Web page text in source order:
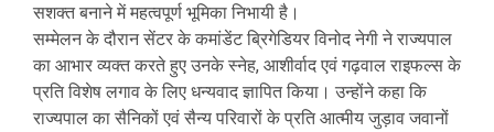
सशक्त बनाने में महत्वपूर्ण भूमिका निभायी है।
सम्मेलन के दौरान सेंटर के कमांडेंट ब्रिगेडियर विनोद नेगी ने राज्यपाल
का आभार व्यक्त करते हुए उनके स्नेह, आशीर्वाद एवं गढ़वाल राइफल्स के
प्रति विशेष लगाव के लिए धन्यवाद ज्ञापित किया। उन्होंने कहा कि
राज्यपाल का सैनिकों एवं सैन्य परिवारों के प्रति आत्मीय जुड़ाव जवानों